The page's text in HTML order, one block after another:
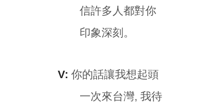
信許多人都對你
印象深刻。
V: 你的話讓我想起頭
一次來台灣, 我待